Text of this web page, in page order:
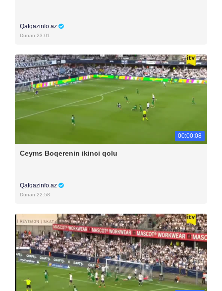
Qafqazinfo.az
Dünən 23:01
00:00:08
Ceyms Boqerenin ikinci qolu
Qafqazinfo.az
Dünən 22:58